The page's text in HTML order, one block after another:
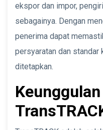
ekspor dan impor,
sebagainya. Dengan
penerima dapat
persyaratan dan standar
ditetapkan.